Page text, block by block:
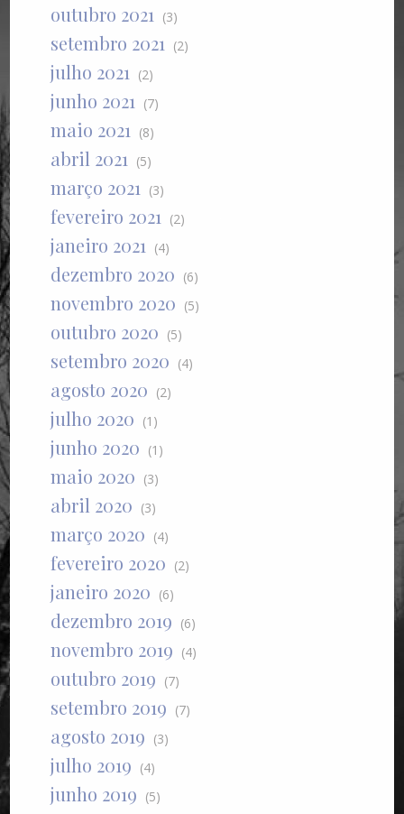
outubro 2021 (3)
setembro 2021 (2)
julho 2021 (2)
junho 2021 (7)
maio 2021 (8)
abril 2021 (5)
março 2021 (3)
fevereiro 2021 (2)
janeiro 2021 (4)
dezembro 2020 (6)
novembro 2020 (5)
outubro 2020 (5)
setembro 2020 (4)
agosto 2020 (2)
julho 2020 (1)
junho 2020 (1)
maio 2020 (3)
abril 2020 (3)
março 2020 (4)
fevereiro 2020 (2)
janeiro 2020 (6)
dezembro 2019 (6)
novembro 2019 (4)
outubro 2019 (7)
setembro 2019 (7)
agosto 2019 (3)
julho 2019 (4)
junho 2019 (5)